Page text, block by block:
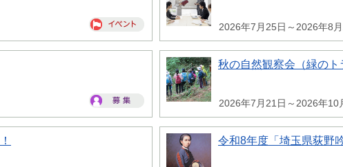
2026年7月25日～2026年8
秋の自然観察会（緑のト
2026年7月21日～2026年10
令和8年度「埼玉県荻野